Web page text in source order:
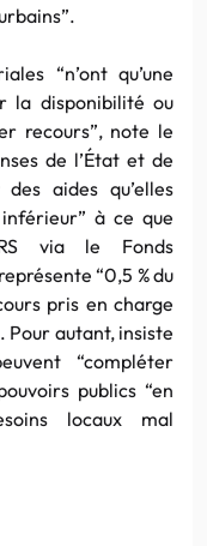
“n’ont qu’une
la disponibilité ou
recours”, note le
de l’État et de
aides qu’elles
à ce que
via le Fonds
“0,5 % du
pris en charge
Pour autant, insiste
“compléter
publics “en
locaux mal